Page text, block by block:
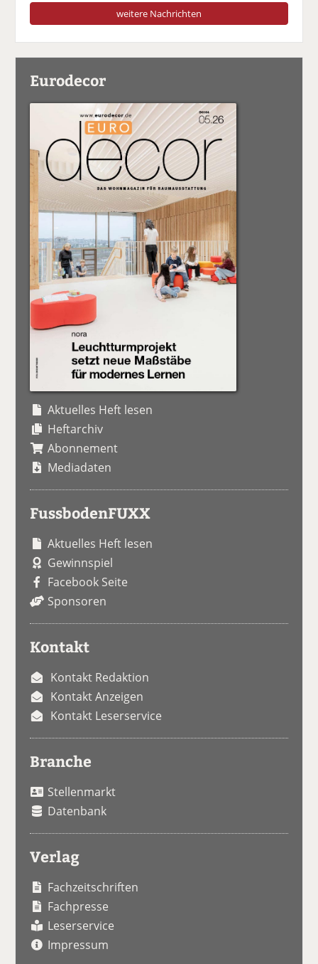
weitere Nachrichten
Eurodecor
Aktuelles Heft lesen
Heftarchiv
Abonnement
Mediadaten
FussbodenFUXX
Aktuelles Heft lesen
Gewinnspiel
Facebook Seite
Sponsoren
Kontakt
Kontakt Redaktion
Kontakt Anzeigen
Kontakt Leserservice
Branche
Stellenmarkt
Datenbank
Verlag
Fachzeitschriften
Fachpresse
Leserservice
Impressum